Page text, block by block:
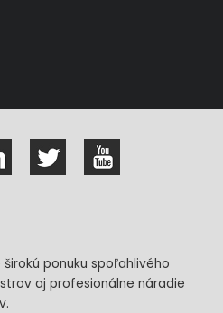
ponuku spoľahlivého
aj profesionálne náradie